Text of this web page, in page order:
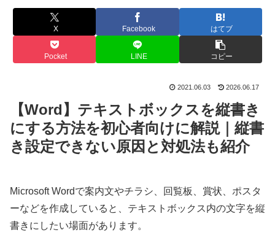
X Facebook はてブ
Pocket LINE コピー
2021.06.03 2026.06.17
【Word】テキストボックスを縦書き
にする方法を初心者向けに解説｜縦書
き設定できない原因と対処法も紹介
Microsoft Wordで案内文やチラシ、回覧板、賞状、ポスタ
ーなどを作成していると、テキストボックス内の文字を縦
書きにしたい場面があります。